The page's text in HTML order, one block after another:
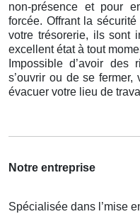
non-présence et pour
forcée. Offrant la
votre trésorerie, ils sont
excellent état à tout
Impossible d’avoir
s’ouvrir ou de se fermer,
évacuer votre lieu de
Notre entreprise
Spécialisée dans l’mise